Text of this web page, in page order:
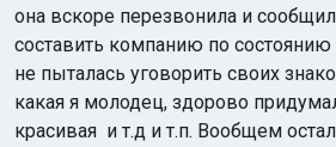
она вскоре перезвонила и
составить компанию по
не пыталась уговорить своих
какая я молодец, здорово
красивая и т.д и т.п. Вообщем